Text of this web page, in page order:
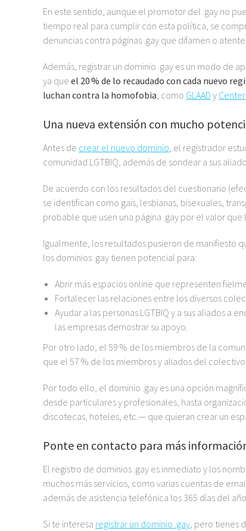
En este sentido, aunque el promotor del .gay no
tiempo real para cumplir con esta política, se
denuncias contra páginas .gay que difamen o
Además, registrar un dominio .gay es un modo de
ya que el 20 % de lo recaudado con cada nuevo
luchan contra la homofobia , como GLAAD y
Una nueva extensión con mucho
Antes de crear el nuevo dominio , el registrador
comunidad LGTBIQ, además de sondear a sus
De acuerdo con los resultados del cuestionario
se identifican como gais, lesbianas, bisexuales,
probable que usen una página .gay por el valor
Igualmente, los resultados pusieron de manifiesto
los dominios .gay tienen potencial para:
Abrir más espacios online que representen
Fortalecer las relaciones entre los diversos
Ayudar a las personas LGTBIQ y a sus aliados
las empresas demostrar su apoyo.
Por otro lado, el 59 % de los miembros de la
que el 57 % de los miembros y aliados del
Por todo ello, el dominio .gay es una opción
desde particulares y profesionales, hasta
discotecas, hoteles, etc.— que quieran crear un
Ponte en contacto para más
El registro de dominios .gay es inmediato y los
muchos más servicios, como varias cuentas de
además de asistencia telefónica los 365 días del año.
Si te interesa registrar un dominio .gay , pero tienes